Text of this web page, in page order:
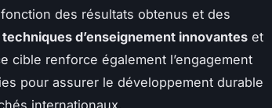
des résultats obtenus et des
techniques d’enseignement innovantes et
cible renforce également l’engagement
pour assurer le développement durable
internationaux.